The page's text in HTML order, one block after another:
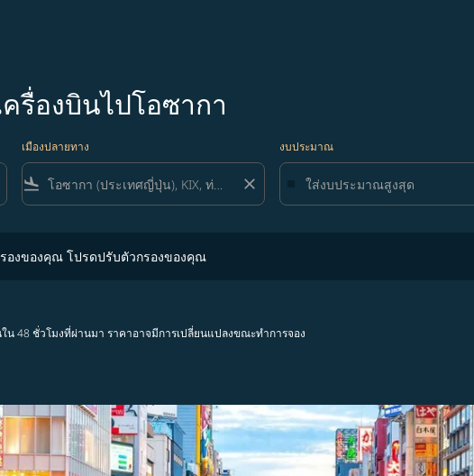
รื่องบินไปโอซากา
เมืองปลายทาง
flight_land close
งบประมาณ
องของคุณ โปรดปรับตัวกรองของคุณ
48 ชั่วโมงที่ผ่านมา ราคาอาจมีการเปลี่ยนแปลงขณะทำการจอง